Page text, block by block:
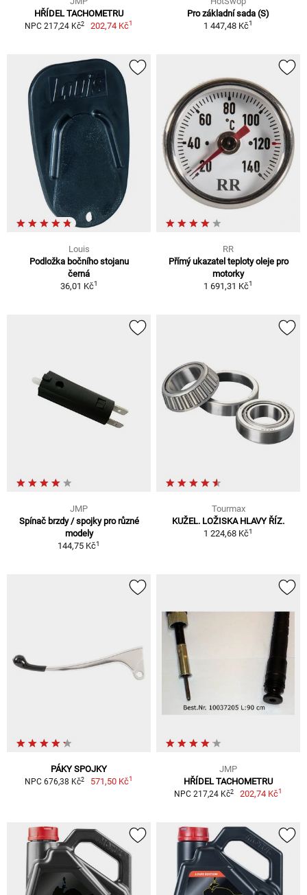
HŘÍDEL TACHOMETRU
NPC 217,24 Kč2 202,74 Kč1
Pro základní sada (S)
1 447,48 Kč1
Louis
Podložka bočního stojanu
černá
36,01 Kč1
RR
Přímý ukazatel teploty oleje pro
motorky
1 691,31 Kč1
JMP
Spínač brzdy / spojky pro různé
modely
144,75 Kč1
Tourmax
KUŽEL. LOŽISKA HLAVY ŘÍZ.
1 224,68 Kč1
PÁKY SPOJKY
NPC 676,38 Kč2 571,50 Kč1
JMP
HŘÍDEL TACHOMETRU
NPC 217,24 Kč2 202,74 Kč1